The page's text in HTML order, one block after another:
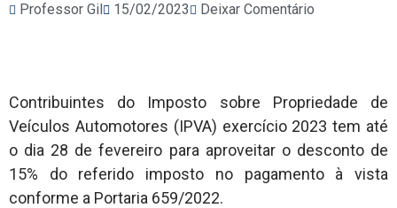
Professor Gil 15/02/2023 Deixar Comentário
Contribuintes do Imposto sobre Propriedade de
Veículos Automotores (IPVA) exercício 2023 tem até
o dia 28 de fevereiro para aproveitar o desconto de
15% do referido imposto no pagamento à vista
conforme a Portaria 659/2022.